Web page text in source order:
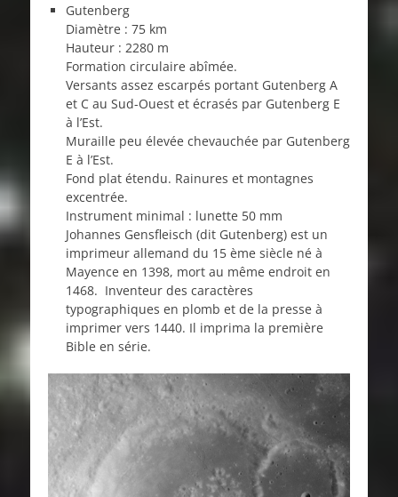
Gutenberg
Diamètre : 75 km
Hauteur : 2280 m
Formation circulaire abîmée.
Versants assez escarpés portant Gutenberg A
et C au Sud-Ouest et écrasés par Gutenberg E
à l’Est.
Muraille peu élevée chevauchée par Gutenberg
E à l’Est.
Fond plat étendu. Rainures et montagnes
excentrée.
Instrument minimal : lunette 50 mm
Johannes Gensfleisch (dit Gutenberg) est un
imprimeur allemand du 15 ème siècle né à
Mayence en 1398, mort au même endroit en
1468. Inventeur des caractères
typographiques en plomb et de la presse à
imprimer vers 1440. Il imprima la première
Bible en série.